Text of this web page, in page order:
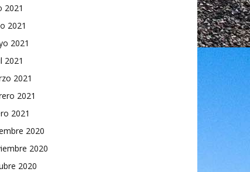
2021
2021
2021
2021
2021
2021
2021
2020
2020
2020